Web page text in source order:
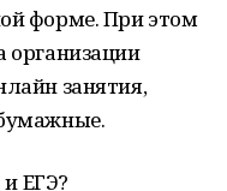
форме. При этом
организации
занятия,
ЕГЭ?